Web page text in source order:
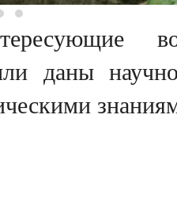
даны